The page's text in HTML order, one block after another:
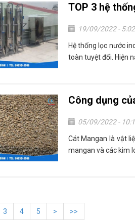
TOP 3 hệ
19/09/2022 -
Hệ thống lọc nước
toàn tuyệt đối. Hiện
Công dụng
05/09/2022 -
Cát Mangan là vật
mangan và các kim
3 4 5 > >>